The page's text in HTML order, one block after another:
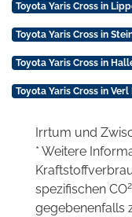
Toyota Yaris Cross in
Toyota Yaris Cross in
Toyota Yaris Cross in
Toyota Yaris Cross in
Irrtum und
* Weitere
spezifischen CO2
gegebenenfalls